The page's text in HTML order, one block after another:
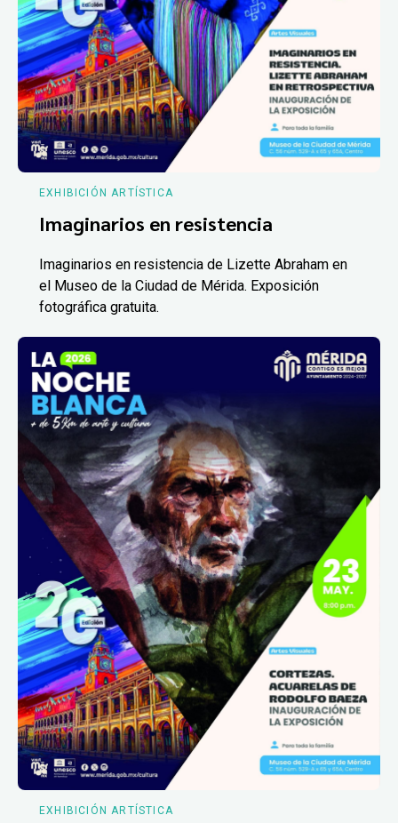
EXHIBICIÓN ARTÍSTICA
Imaginarios en resistencia
Imaginarios en resistencia de Lizette Abraham en
el Museo de la Ciudad de Mérida. Exposición
fotográfica gratuita.
EXHIBICIÓN ARTÍSTICA